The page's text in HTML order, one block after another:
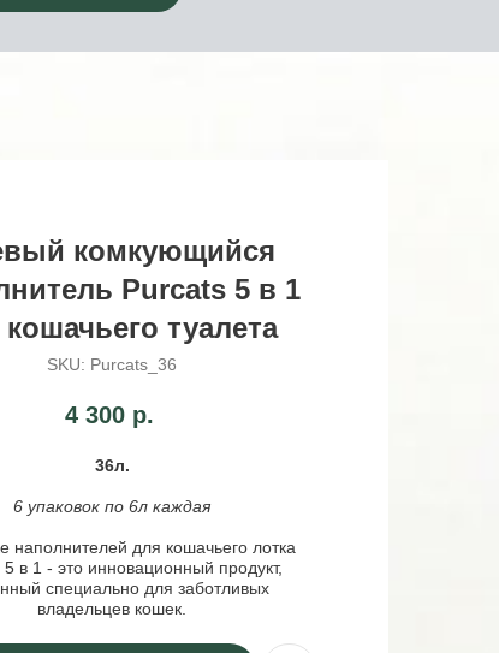
комкующийся
Purcats 5 в 1
туалета
SKU: Purcats_36
4 300 р.
36л.
6 упаковок по 6л каждая
наполнителей для кошачьего лотка
5 в 1 - это инновационный продукт,
специально для заботливых
владельцев кошек.